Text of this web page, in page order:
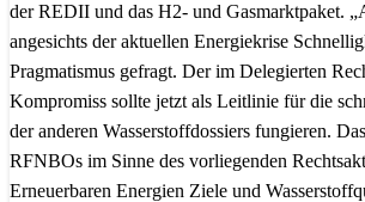
der REDII und das H2- und Gasmarktpaket.
angesichts der aktuellen Energiekrise
Pragmatismus gefragt. Der im Delegierten
Kompromiss sollte jetzt als Leitlinie für die
der anderen Wasserstoffdossiers fungieren.
RFNBOs im Sinne des vorliegenden
Erneuerbaren Energien Ziele und